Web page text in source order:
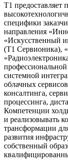
Т1 предоставляет
специфики
направления
«Искусственный
(Т1 Сервионика),
системной
облачных
консалтинга,
процессинга,
Компетенции
и реализовывать
трансформации
развития
собственный